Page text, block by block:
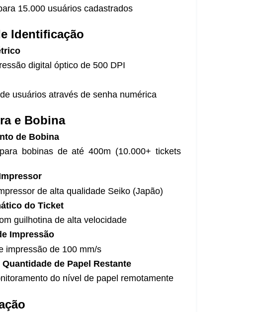
15.000 usuários cadastrados
Identificação
digital óptico de 500 DPI
usuários através de senha numérica
e Bobina
de Bobina
bobinas de até 400m (10.000+ tickets
de alta qualidade Seiko (Japão)
do Ticket
guilhotina de alta velocidade
Impressão
impressão de 100 mm/s
Quantidade de Papel Restante
do nível de papel remotamente